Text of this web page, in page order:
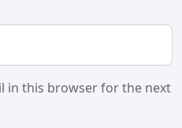
in this browser for the next